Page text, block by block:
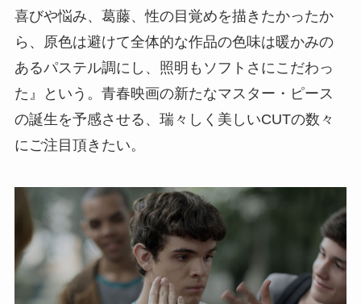
喜びや悩み、葛藤、性の目覚めを描きたかったか
ら、原色は避けて全体的な作品の色味は暖かみの
あるパステル調にし、照明もソフトさにこだわっ
た』という。青春映画の新たなマスター・ピース
の誕生を予感させる、瑞々しく美しいCUTの数々
にご注目頂きたい。